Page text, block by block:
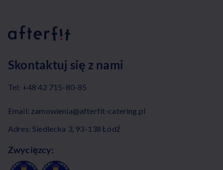
Skontaktuj się z nami
Tel: +48 42 715-80-85
Email: zamowienia@afterfit-catering.pl
Adres: Siedlecka 3, 93-138 Łódź
Zwycięzcy: